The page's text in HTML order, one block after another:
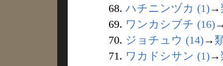
68. ハチニンヅカ (1)→
69. ワンカシブチ (16)
70. ジョチュウ (14)→
71. ワカドシサン (1)→